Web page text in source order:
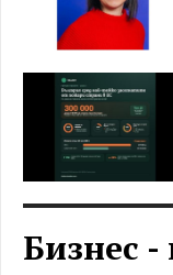
Бизнес